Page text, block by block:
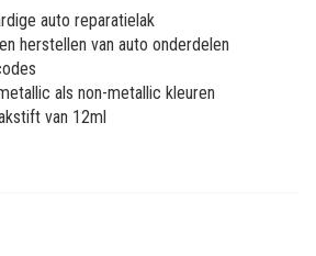
auto reparatielak
herstellen van auto onderdelen
als non-metallic kleuren
van 12ml